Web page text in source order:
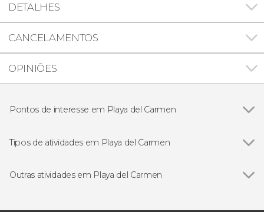
DETALHES
CANCELAMENTOS
OPINIÕES
Pontos de interesse em Playa del Carmen
RÍO SECRETO
Tipos de atividades em Playa del Carmen
Bilhetes
Outras atividades em Playa del Carmen
Oferta: Chichén Itzá + Tulum em 2 dias